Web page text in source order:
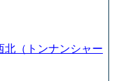
北（トンナンシャー